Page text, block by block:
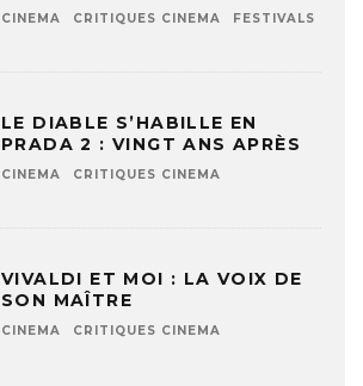
CINEMA CRITIQUES CINEMA FESTIVALS
LE DIABLE S’HABILLE EN
PRADA 2 : VINGT ANS APRÈS
CINEMA CRITIQUES CINEMA
VIVALDI ET MOI : LA VOIX DE
SON MAÎTRE
CINEMA CRITIQUES CINEMA